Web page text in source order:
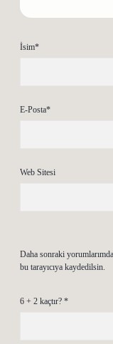
İsim*
E-Posta*
Web Sitesi
Daha sonraki
bu tarayıcıya kaydedilsin.
6 + 2 kaçtır? *